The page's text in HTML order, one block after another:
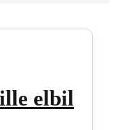
elbil